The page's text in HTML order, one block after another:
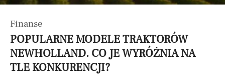
Finanse
POPULARNE MODELE TRAKTORÓW
NEWHOLLAND. CO JE WYRÓŻNIA NA
TLE KONKURENCJI?